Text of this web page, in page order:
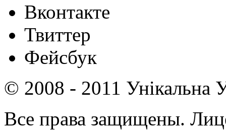
Вконтакте
Твиттер
Фейсбук
© 2008 - 2011 Унікальна
Все права защищены.